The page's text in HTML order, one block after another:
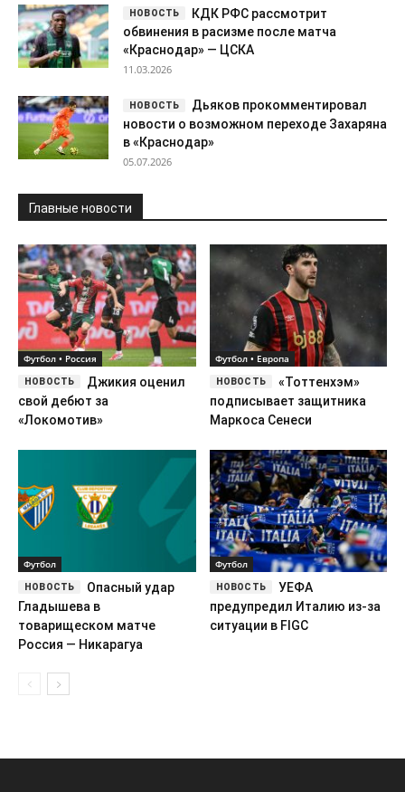
КДК РФС рассмотрит
обвинения в расизме после матча
«Краснодар» — ЦСКА
11.03.2026
Дьяков прокомментировал
новости о возможном переходе Захаряна
в «Краснодар»
05.07.2026
Главные новости
Футбол • Россия
Джикия оценил
свой дебют за
«Локомотив»
Футбол • Европа
«Тоттенхэм»
подписывает защитника
Маркоса Сенеси
Футбол
Опасный удар
Гладышева в
товарищеском матче
Россия — Никарагуа
Футбол
УЕФА
предупредил Италию из-за
ситуации в FIGC